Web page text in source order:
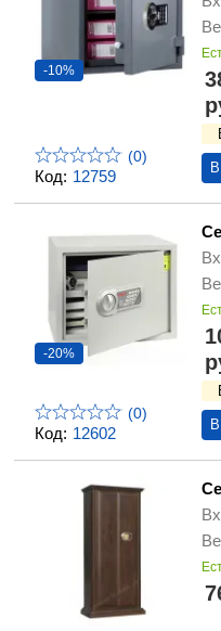
Код: 12759
-10%
(0)
Код: 12602
-20%
(0)